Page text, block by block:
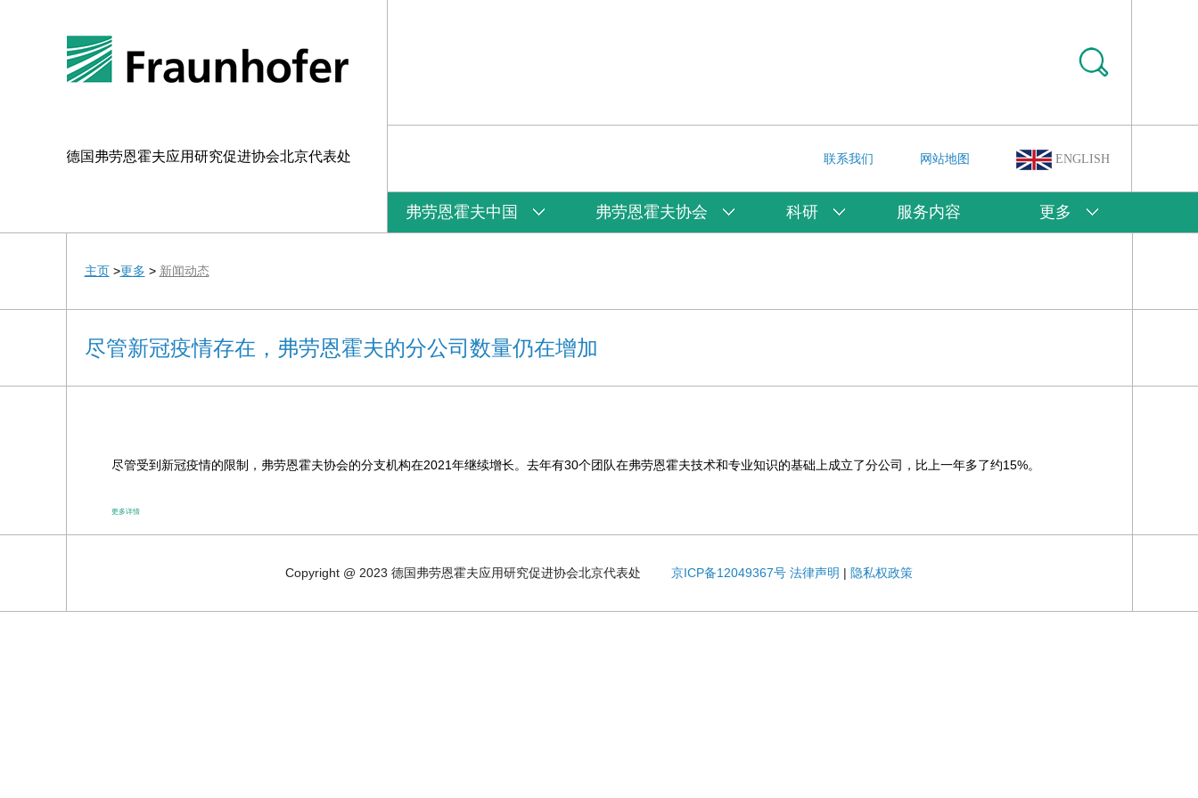
德国弗劳恩霍夫应用研究促进协会北京代表处 联系我们 网站地图 ENGLISH
弗劳恩霍夫中国 弗劳恩霍夫协会 科研 服务内容 更多
主页>更多 > 新闻动态
尽管新冠疫情存在，弗劳恩霍夫的分公司数量仍在增加
尽管受到新冠疫情的限制，弗劳恩霍夫协会的分支机构在2021年继续增长。去年有30个团队在弗劳恩霍夫技术和专业知识的基础上成立了分公司，比上一年多了约15%。
更多详情
Copyright @ 2023 德国弗劳恩霍夫应用研究促进协会北京代表处 京ICP备12049367号 法律声明 | 隐私权政策